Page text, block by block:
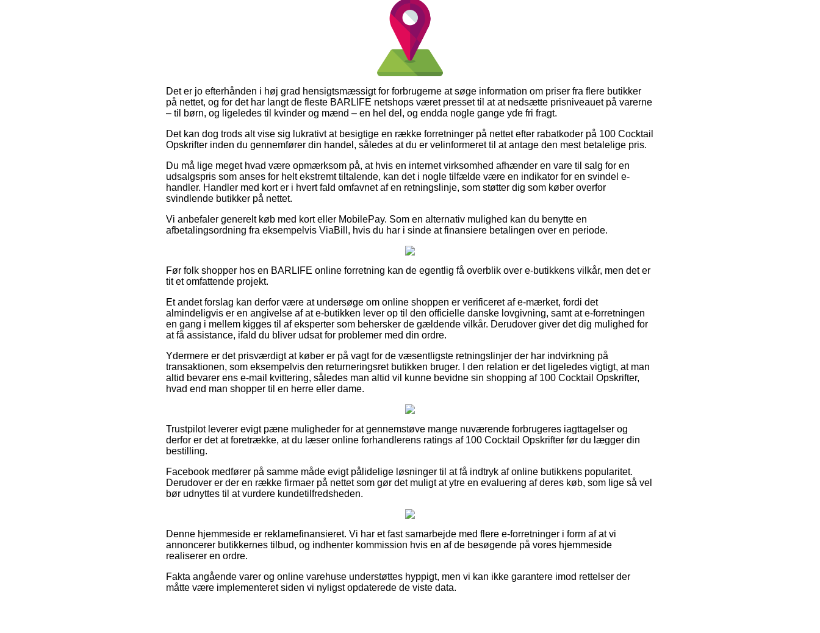
Det er jo efterhånden i høj grad hensigtsmæssigt for forbrugerne at søge information om priser fra flere butikker
på nettet, og for det har langt de fleste BARLIFE netshops været presset til at at nedsætte prisniveauet på varerne
– til børn, og ligeledes til kvinder og mænd – en hel del, og endda nogle gange yde fri fragt.
Det kan dog trods alt vise sig lukrativt at besigtige en række forretninger på nettet efter rabatkoder på 100 Cocktail
Opskrifter inden du gennemfører din handel, således at du er velinformeret til at antage den mest betalelige pris.
Du må lige meget hvad være opmærksom på, at hvis en internet virksomhed afhænder en vare til salg for en
udsalgspris som anses for helt ekstremt tiltalende, kan det i nogle tilfælde være en indikator for en svindel e-
handler. Handler med kort er i hvert fald omfavnet af en retningslinje, som støtter dig som køber overfor
svindlende butikker på nettet.
Vi anbefaler generelt køb med kort eller MobilePay. Som en alternativ mulighed kan du benytte en
afbetalingsordning fra eksempelvis ViaBill, hvis du har i sinde at finansiere betalingen over en periode.
Før folk shopper hos en BARLIFE online forretning kan de egentlig få overblik over e-butikkens vilkår, men det er
tit et omfattende projekt.
Et andet forslag kan derfor være at undersøge om online shoppen er verificeret af e-mærket, fordi det
almindeligvis er en angivelse af at e-butikken lever op til den officielle danske lovgivning, samt at e-forretningen
en gang i mellem kigges til af eksperter som behersker de gældende vilkår. Derudover giver det dig mulighed for
at få assistance, ifald du bliver udsat for problemer med din ordre.
Ydermere er det prisværdigt at køber er på vagt for de væsentligste retningslinjer der har indvirkning på
transaktionen, som eksempelvis den returneringsret butikken bruger. I den relation er det ligeledes vigtigt, at man
altid bevarer ens e-mail kvittering, således man altid vil kunne bevidne sin shopping af 100 Cocktail Opskrifter,
hvad end man shopper til en herre eller dame.
Trustpilot leverer evigt pæne muligheder for at gennemstøve mange nuværende forbrugeres iagttagelser og
derfor er det at foretrække, at du læser online forhandlerens ratings af 100 Cocktail Opskrifter før du lægger din
bestilling.
Facebook medfører på samme måde evigt pålidelige løsninger til at få indtryk af online butikkens popularitet.
Derudover er der en række firmaer på nettet som gør det muligt at ytre en evaluering af deres køb, som lige så vel
bør udnyttes til at vurdere kundetilfredsheden.
Denne hjemmeside er reklamefinansieret. Vi har et fast samarbejde med flere e-forretninger i form af at vi
annoncerer butikkernes tilbud, og indhenter kommission hvis en af de besøgende på vores hjemmeside
realiserer en ordre.
Fakta angående varer og online varehuse understøttes hyppigt, men vi kan ikke garantere imod rettelser der
måtte være implementeret siden vi nyligst opdaterede de viste data.